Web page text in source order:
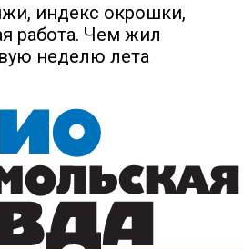
индекс окрошки,
работа. Чем жил
неделю лета